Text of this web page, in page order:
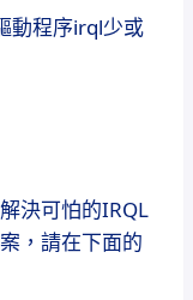
動程序irql少或
決可怕的IRQL
，請在下面的